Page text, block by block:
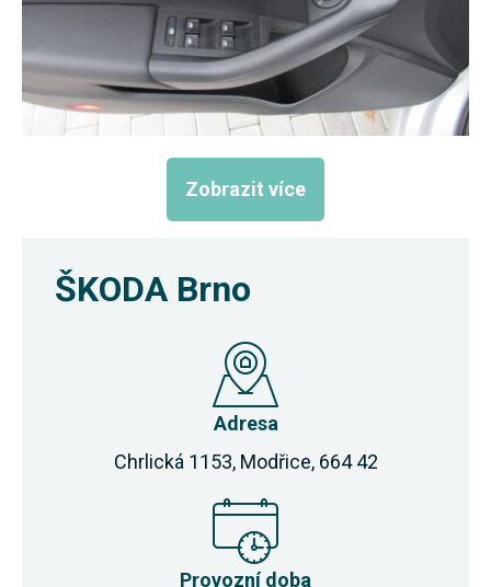
Zobrazit více
ŠKODA Brno
Adresa
Chrlická 1153, Modřice, 664 42
Provozní doba